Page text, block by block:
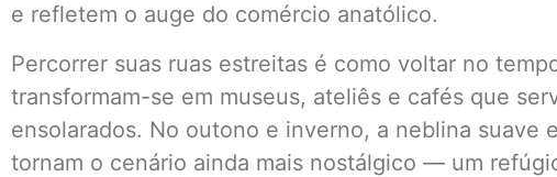
e refletem o auge do comércio anatólico.
Percorrer suas ruas estreitas é como voltar no
transformam-se em museus, ateliês e cafés que
ensolarados. No outono e inverno, a neblina suave
tornam o cenário ainda mais nostálgico — um